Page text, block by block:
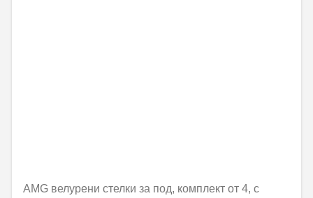
AMG велурени стелки за под, комплект от 4, с